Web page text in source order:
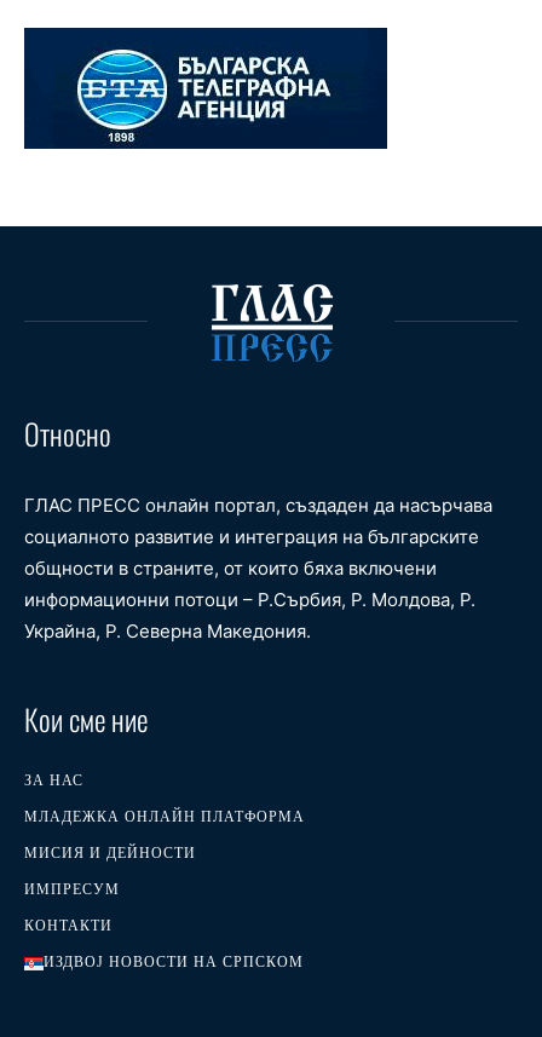
Относно
ГЛАС ПРЕСС онлайн портал, създаден да насърчава
социалното развитие и интеграция на българските
общности в страните, от които бяха включени
информационни потоци – Р.Сърбия, Р. Молдова, Р.
Украйна, Р. Северна Македония.
Кои сме ние
ЗА НАС
МЛАДЕЖКА ОНЛАЙН ПЛАТФОРМА
МИСИЯ И ДЕЙНОСТИ
ИМПРЕСУМ
КОНТАКТИ
ИЗДВОЈ НОВОСТИ НА СРПСКОМ